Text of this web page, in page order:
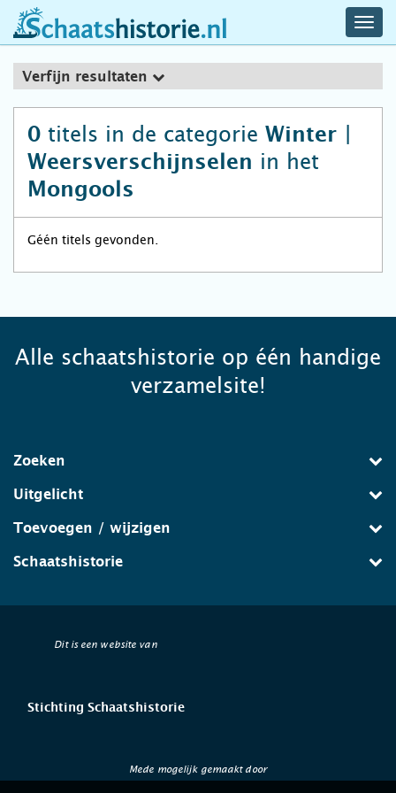
schaatshistorie.nl
Verfijn resultaten
0 titels in de categorie Winter |
Weersverschijnselen in het
Mongools
Géén titels gevonden.
Alle schaatshistorie op één handige
verzamelsite!
Zoeken
Uitgelicht
Toevoegen / wijzigen
Schaatshistorie
Dit is een website van
Stichting Schaatshistorie
Mede mogelijk gemaakt door